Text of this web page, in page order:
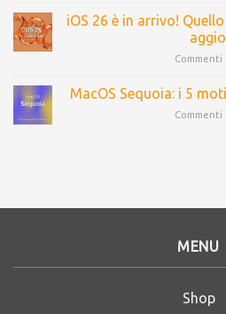
iOS 26 è in arrivo!
MacOS Sequoia: i 5
MENU
Shop